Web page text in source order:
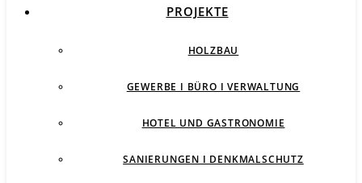
PROJEKTE
HOLZBAU
GEWERBE I BÜRO I VERWALTUNG
HOTEL UND GASTRONOMIE
SANIERUNGEN I DENKMALSCHUTZ